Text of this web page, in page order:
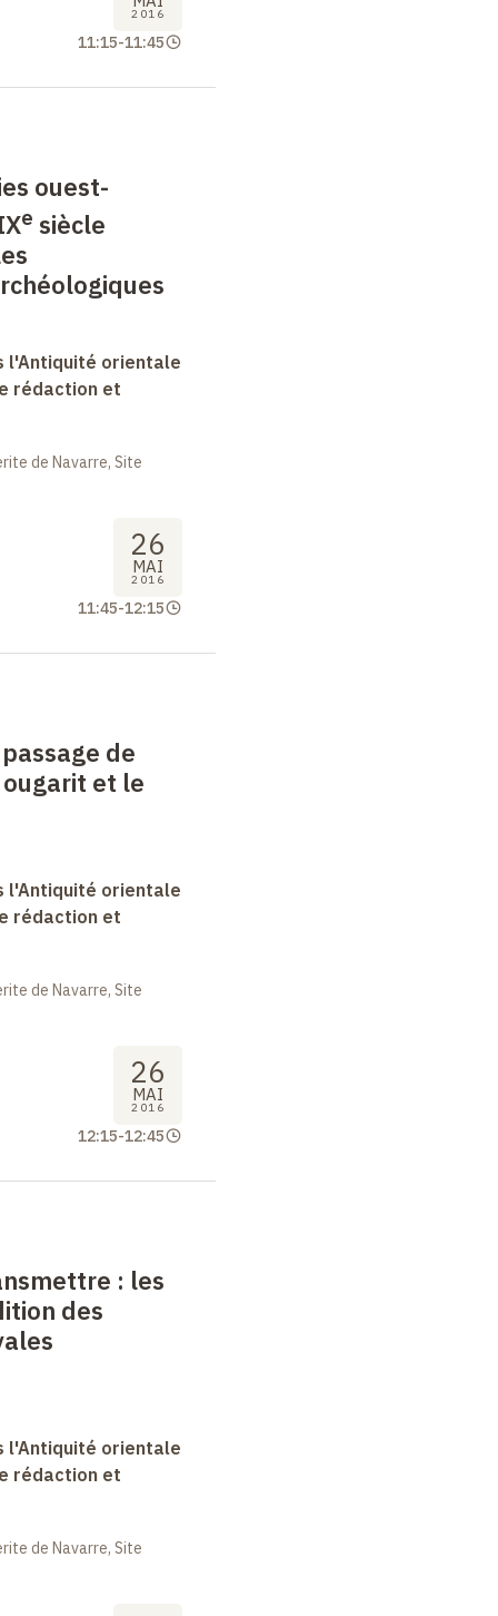
2016
11:15-11:45
ouest-
e siècle
l'Antiquité orientale
rédaction et
de Navarre, Site
26
MAI
2016
11:45-12:15
de
et le
l'Antiquité orientale
rédaction et
de Navarre, Site
26
MAI
2016
12:15-12:45
: les
des
l'Antiquité orientale
rédaction et
de Navarre, Site